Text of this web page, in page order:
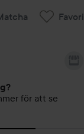
för att se